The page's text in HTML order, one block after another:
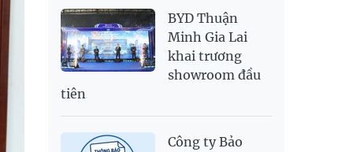
BYD Thuận
Minh Gia Lai
khai trương
showroom đầu
tiên
Công ty Bảo